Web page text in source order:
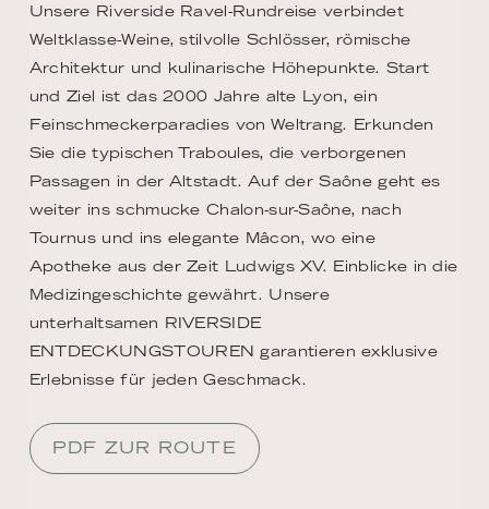
Unsere Riverside Ravel-Rundreise verbindet
Weltklasse-Weine, stilvolle Schlösser, römische
Architektur und kulinarische Höhepunkte. Start
und Ziel ist das 2000 Jahre alte Lyon, ein
Feinschmeckerparadies von Weltrang. Erkunden
Sie die typischen Traboules, die verborgenen
Passagen in der Altstadt. Auf der Saône geht es
weiter ins schmucke Chalon-sur-Saône, nach
Tournus und ins elegante Mâcon, wo eine
Apotheke aus der Zeit Ludwigs XV. Einblicke in die
Medizingeschichte gewährt. Unsere
unterhaltsamen RIVERSIDE
ENTDECKUNGSTOUREN garantieren exklusive
Erlebnisse für jeden Geschmack.
PDF ZUR ROUTE